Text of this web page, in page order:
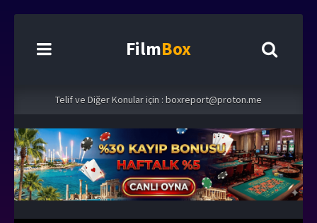
FilmBox
Telif ve Diğer Konular için : boxreport@proton.me